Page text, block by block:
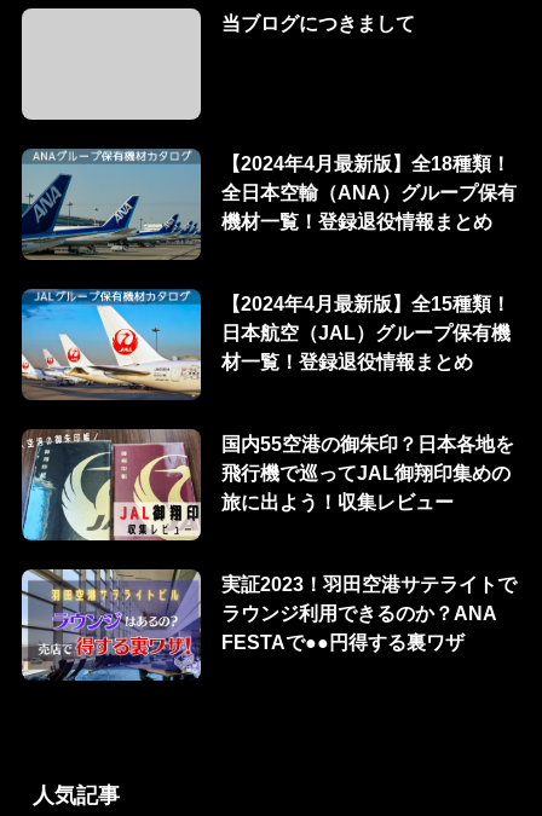
当ブログにつきまして
【2024年4月最新版】全18種類！
全日本空輸（ANA）グループ保有
機材一覧！登録退役情報まとめ
【2024年4月最新版】全15種類！
日本航空（JAL）グループ保有機
材一覧！登録退役情報まとめ
国内55空港の御朱印？日本各地を
飛行機で巡ってJAL御翔印集めの
旅に出よう！収集レビュー
実証2023！羽田空港サテライトで
ラウンジ利用できるのか？ANA
FESTAで●●円得する裏ワザ
人気記事